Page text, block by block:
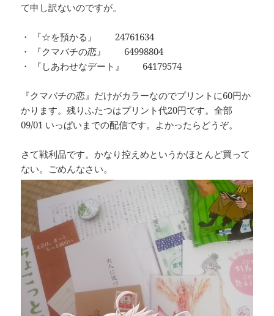
て申し訳ないのですが。
・ 『☆を預かる』24761634
・ 『クマバチの恋』 64998804
・ 『しあわせなデート』 64179574
『クマバチの恋』だけがカラーなのでプリントに60円か
かります。残りふたつはプリント代20円です。全部
09/01 いっぱいまでの配信です。よかったらどうぞ。
さて戦利品です。かなり控えめというかほとんど買って
ない。ごめんなさい。